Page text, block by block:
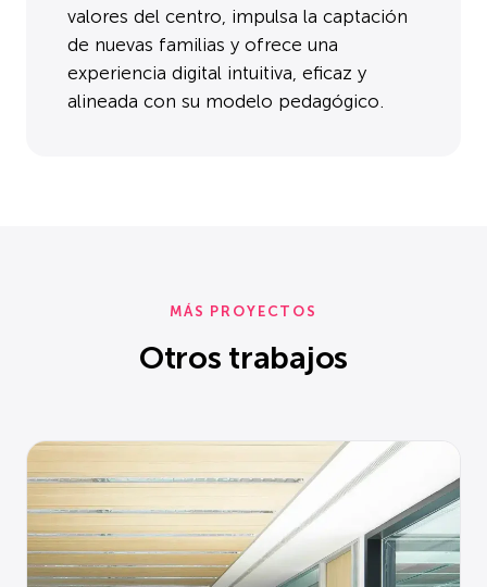
valores del centro, impulsa la captación
de nuevas familias y ofrece una
experiencia digital intuitiva, eficaz y
alineada con su modelo pedagógico.
MÁS PROYECTOS
Otros trabajos